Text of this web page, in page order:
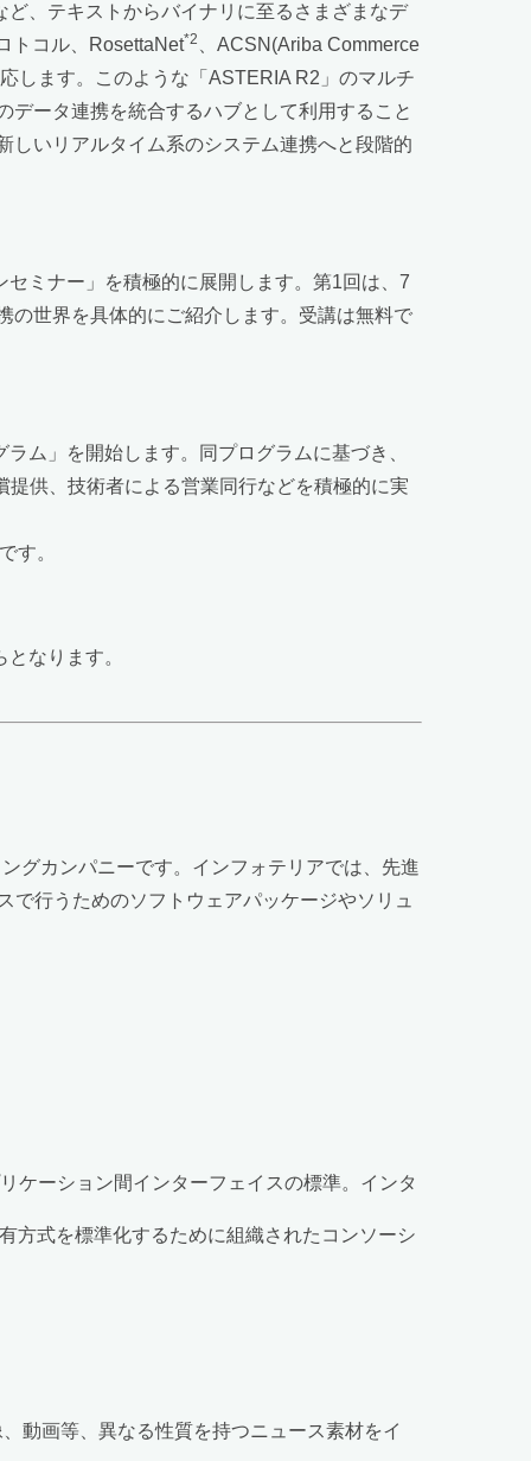
、テキストからバイナリに至るさまざまなデ
トコル、RosettaNet*2
、ACSN(Ariba Commerce
します。このような「ASTERIA R2」のマルチ
ータ連携を統合するハブとして利用すること
しいリアルタイム系のシステム連携へと段階的
ミナー」を積極的に展開します。第1回は、7
の世界を具体的にご紹介します。受講は無料で
ム」を開始します。同プログラムに基づき、
供、技術者による営業同行などを積極的に実
す。
なります。
グカンパニーです。インフォテリアでは、先進
行うためのソフトウェアパッケージやソリュ
ケーション間インターフェイスの標準。インタ
方式を標準化するために組織されたコンソーシ
動画等、異なる性質を持つニュース素材をイ